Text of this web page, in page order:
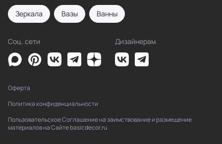
Зеркала Вазы Ванны
Соц. сети Дизайнерам
Оферта
Политика конфиденциальности
Пользовательское Соглашение на заимствование и размещение
материалов на Сайте basicdecor.ru